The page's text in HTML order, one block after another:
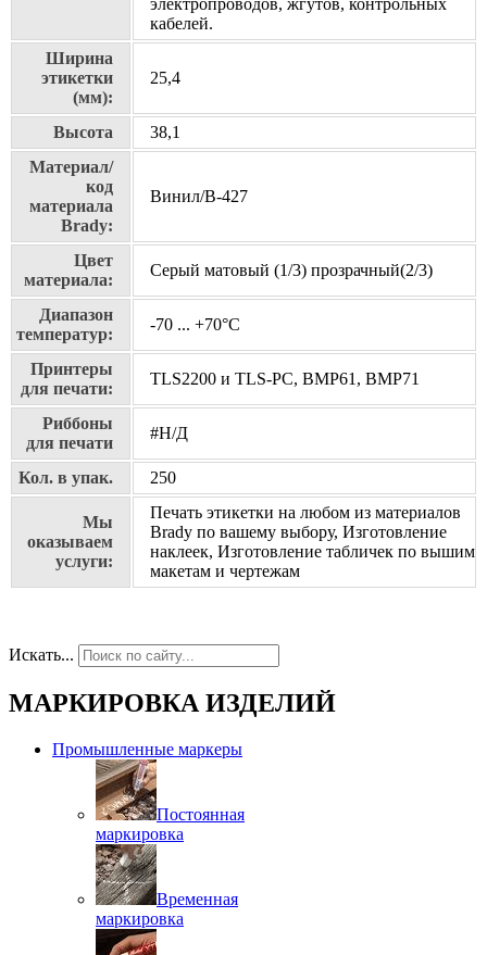
электропроводов, жгутов, контрольных
кабелей.
Ширина
этикетки
(мм):
25,4
Высота
38,1
Материал/
код
материала
Brady:
Винил/В-427
Цвет
материала:
Серый матовый (1/3) прозрачный(2/3)
Диапазон
температур:
-70 ... +70°С
Принтеры
для печати:
TLS2200 и TLS-PC, BMP61, BMP71
Риббоны
для печати
#Н/Д
Кол. в упак. 250
Мы
оказываем
услуги:
Печать этикетки на любом из материалов
Brady по вашему выбору, Изготовление
наклеек, Изготовление табличек по вышим
макетам и чертежам
Искать...
МАРКИРОВКА ИЗДЕЛИЙ
Промышленные маркеры
Постоянная
маркировка
Временная
маркировка